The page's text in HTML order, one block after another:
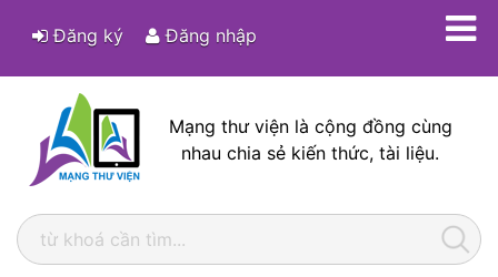
Đăng ký Đăng nhập
Mạng thư viện là cộng đồng cùng
nhau chia sẻ kiến thức, tài liệu.